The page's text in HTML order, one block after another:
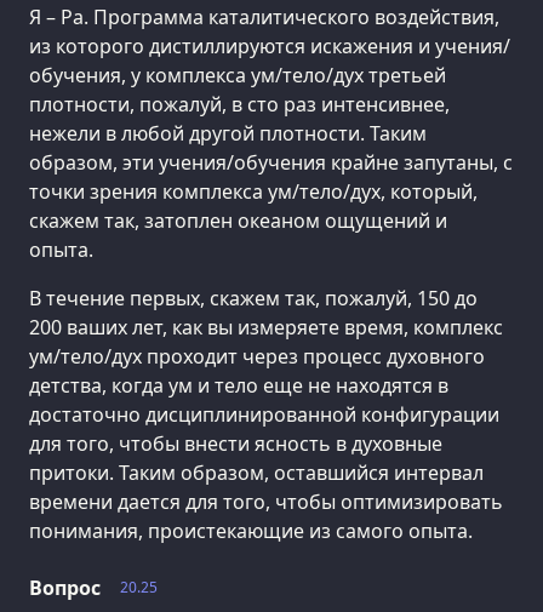
Я – Ра. Программа каталитического воздействия,
из которого дистиллируются искажения и учения/
обучения, у комплекса ум/тело/дух третьей
плотности, пожалуй, в сто раз интенсивнее,
нежели в любой другой плотности. Таким
образом, эти учения/обучения крайне запутаны, с
точки зрения комплекса ум/тело/дух, который,
скажем так, затоплен океаном ощущений и
опыта.
В течение первых, скажем так, пожалуй, 150 до
200 ваших лет, как вы измеряете время, комплекс
ум/тело/дух проходит через процесс духовного
детства, когда ум и тело еще не находятся в
достаточно дисциплинированной конфигурации
для того, чтобы внести ясность в духовные
притоки. Таким образом, оставшийся интервал
времени дается для того, чтобы оптимизировать
понимания, проистекающие из самого опыта.
20.25
Вопрос